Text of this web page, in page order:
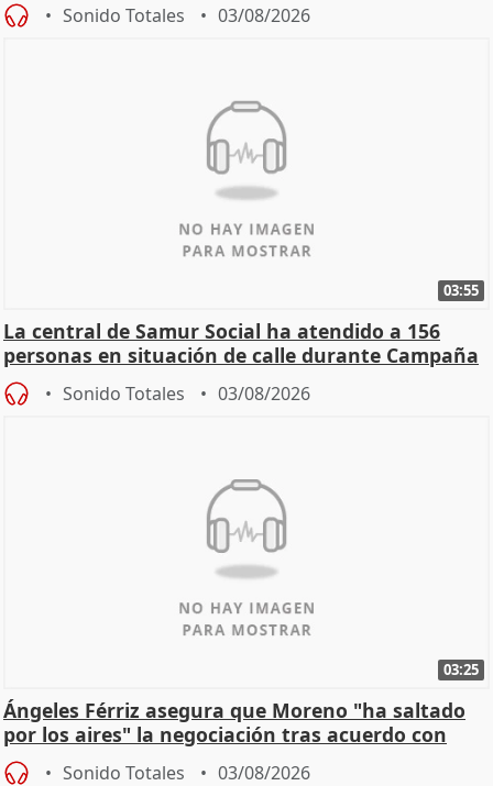
Sonido Totales 03/08/2026
03:55
La central de Samur Social ha atendido a 156
personas en situación de calle durante Campaña
de Calor
Sonido Totales 03/08/2026
03:25
Ángeles Férriz asegura que Moreno "ha saltado
por los aires" la negociación tras acuerdo con
SMA
Sonido Totales 03/08/2026